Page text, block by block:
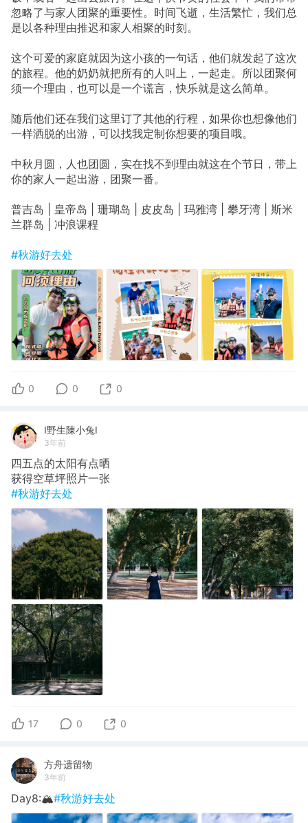
忽略了与家人团聚的重要性。时间飞逝，生活繁忙，我们总
是以各种理由推迟和家人相聚的时刻。
这个可爱的家庭就因为这小孩的一句话，他们就发起了这次
的旅程。他的奶奶就把所有的人叫上，一起走。所以团聚何
须一个理由，也可以是一个谎言，快乐就是这么简单。
随后他们还在我们这里订了其他的行程，如果你也想像他们
一样洒脱的出游，可以找我定制你想要的项目哦。
中秋月圆，人也团圆，实在找不到理由就这在个节日，带上
你的家人一起出游，团聚一番。
普吉岛 | 皇帝岛 | 珊瑚岛 | 皮皮岛 | 玛雅湾 | 攀牙湾 | 斯米
兰群岛 | 冲浪课程
#秋游好去处
0 0 0
I野生陳小兔I
3年前
四五点的太阳有点晒
获得空草坪照片一张
#秋游好去处
17 0 0
方舟遗留物
3年前
Day8:🏔️#秋游好去处